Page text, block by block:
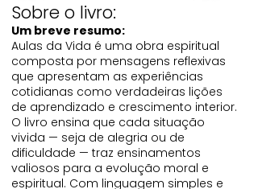
Sobre o livro:
Um breve resumo:
Aulas da Vida é uma obra espiritual
composta por mensagens reflexivas
que apresentam as experiências
cotidianas como verdadeiras lições
de aprendizado e crescimento interior.
O livro ensina que cada situação
vivida — seja de alegria ou de
dificuldade — traz ensinamentos
valiosos para a evolução moral e
espiritual. Com linguagem simples e